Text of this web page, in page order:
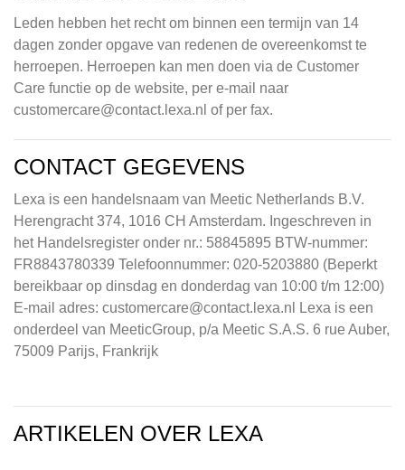
Leden hebben het recht om binnen een termijn van 14
dagen zonder opgave van redenen de overeenkomst te
herroepen. Herroepen kan men doen via de Customer
Care functie op de website, per e-mail naar
customercare@contact.lexa.nl of per fax.
CONTACT GEGEVENS
Lexa is een handelsnaam van Meetic Netherlands B.V.
Herengracht 374, 1016 CH Amsterdam. Ingeschreven in
het Handelsregister onder nr.: 58845895 BTW-nummer:
FR8843780339 Telefoonnummer: 020-5203880 (Beperkt
bereikbaar op dinsdag en donderdag van 10:00 t/m 12:00)
E-mail adres: customercare@contact.lexa.nl
Lexa is een
onderdeel van MeeticGroup, p/a Meetic S.A.S. 6 rue Auber,
75009 Parijs, Frankrijk
ARTIKELEN OVER LEXA